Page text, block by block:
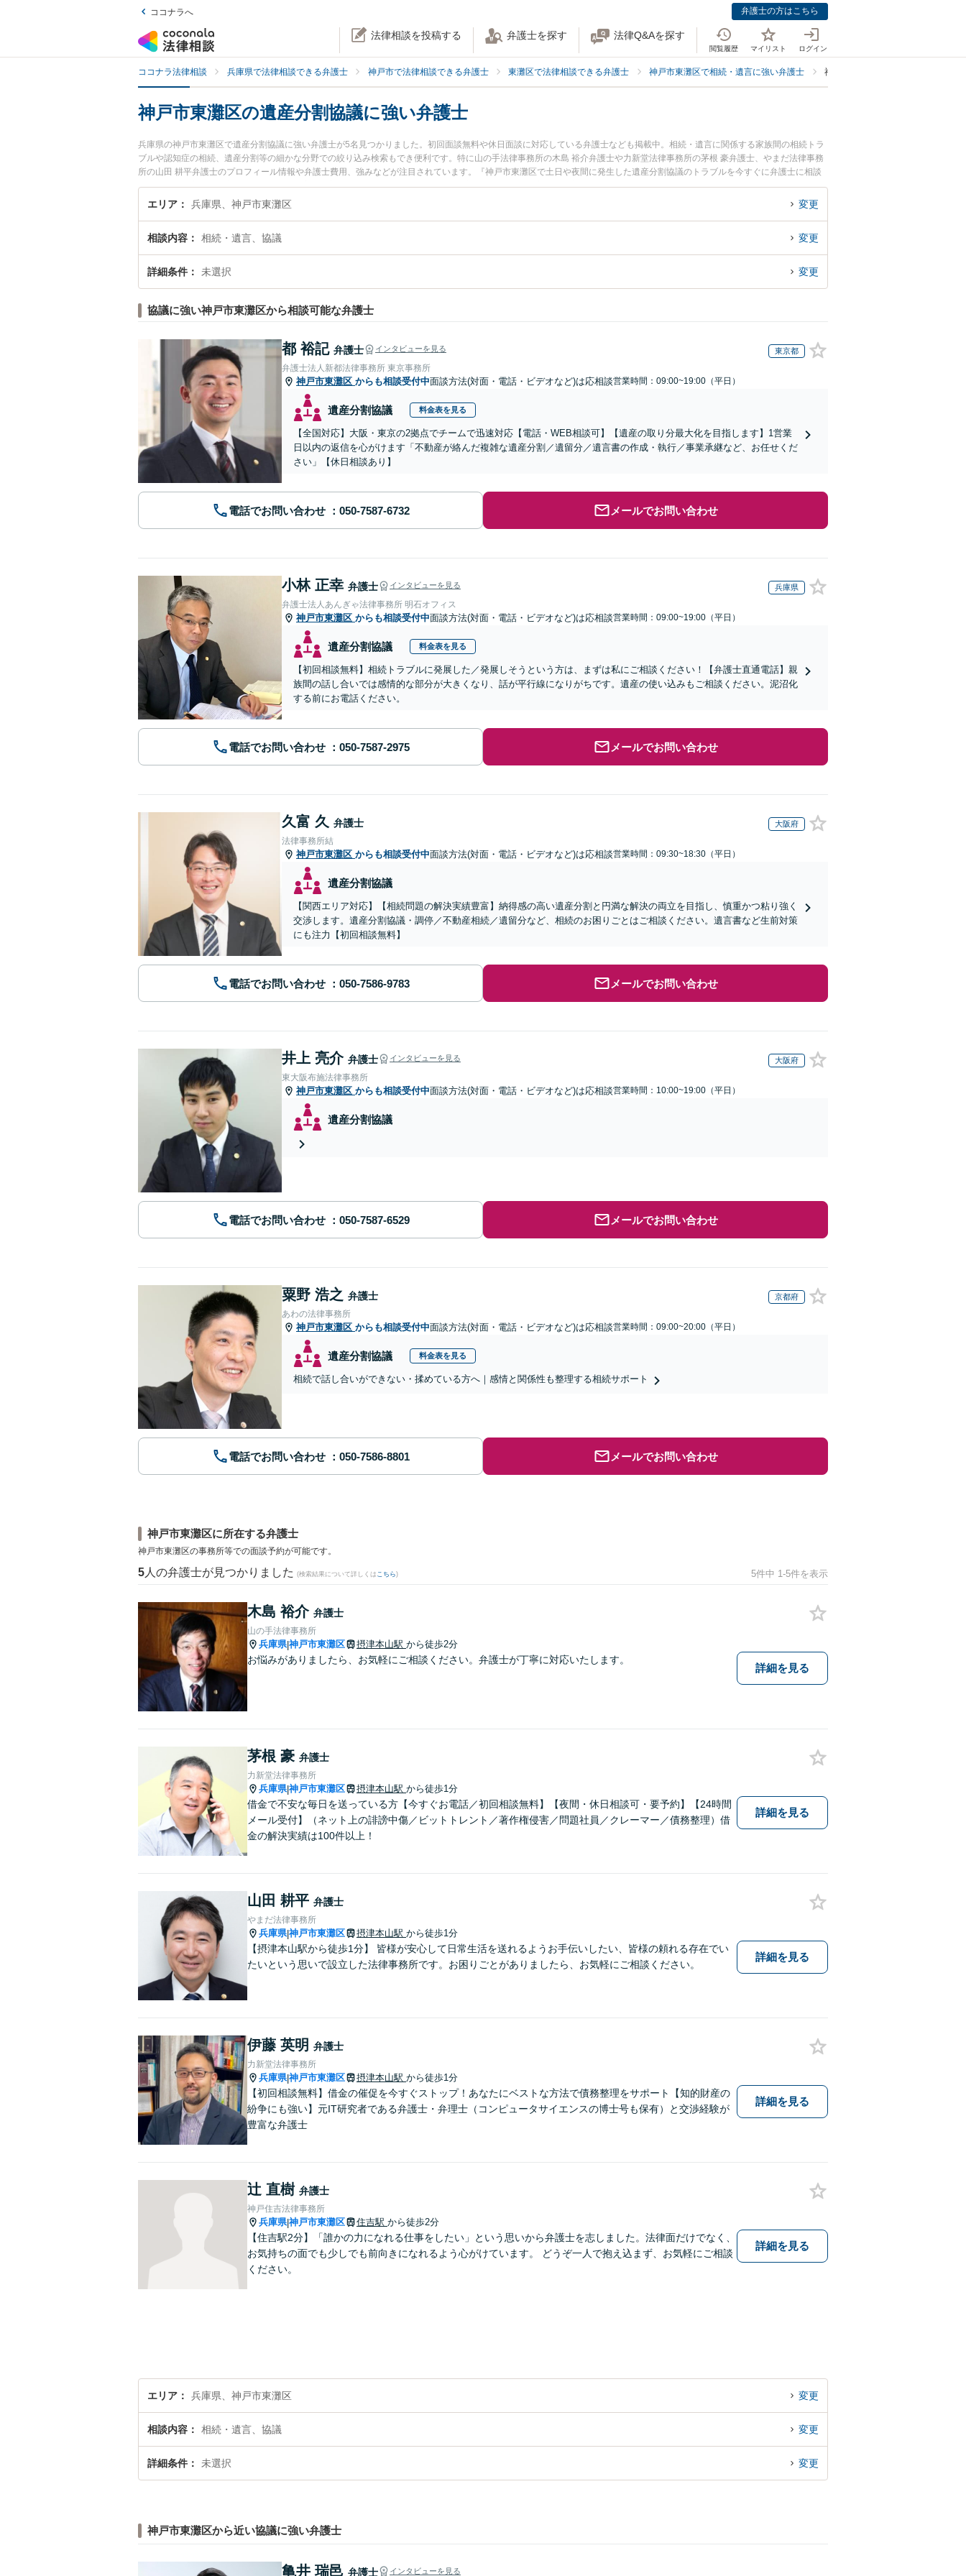
ココナラへ 弁護士の方はこちら
法律相談を投稿する 弁護士を探す 法律Q&Aを探す
閲覧履歴 マイリスト ログイン
ココナラ法律相談 兵庫県で法律相談できる弁護士 神戸市で法律相談できる弁護士 東灘区で法律相談できる弁護士 神戸市東灘区で相続・遺言に強い弁護士 神戸市東灘区で協議に強い弁護士
神戸市東灘区の遺産分割協議に強い弁護士
兵庫県の神戸市東灘区で遺産分割協議に強い弁護士が5名見つかりました。初回面談無料や休日面談に対応している弁護士なども掲載中。相続・遺言に関係する家族間の相続トラ
ブルや認知症の相続、遺産分割等の細かな分野での絞り込み検索もでき便利です。特に山の手法律事務所の木島 裕介弁護士や力新堂法律事務所の茅根 豪弁護士、やまだ法律事務
所の山田 耕平弁護士のプロフィール情報や弁護士費用、強みなどが注目されています。『神戸市東灘区で土日や夜間に発生した遺産分割協議のトラブルを今すぐに弁護士に相談
したい』『遺産分割協議のトラブル解決の実績豊富な近くの弁護士を検索したい』『初回相談無料で遺産分割協議を法律相談できる神戸市東灘区内の弁護士に相談予約したい』な
どでお困りの相談者さんにおすすめです。
エリア 兵庫県、神戸市東灘区 変更
相談内容 相続・遺言、協議 変更
詳細条件 未選択 変更
協議に強い神戸市東灘区から相談可能な弁護士
都 裕記 弁護士 インタビューを見る 東京都
弁護士法人新都法律事務所 東京事務所
神戸市東灘区 からも相談受付中面談方法(対面・電話・ビデオなど)は応相談営業時間：09:00~19:00（平日）
遺産分割協議 料金表を見る
【全国対応】大阪・東京の2拠点でチームで迅速対応【電話・WEB相談可】【遺産の取り分最大化を目指します】1営業
日以内の返信を心がけます「不動産が絡んだ複雑な遺産分割／遺留分／遺言書の作成・執行／事業承継など、お任せくだ
さい」【休日相談あり】
電話でお問い合わせ メールでお問い合わせ
小林 正幸 弁護士 インタビューを見る 兵庫県
弁護士法人あんぎゃ法律事務所 明石オフィス
神戸市東灘区 からも相談受付中面談方法(対面・電話・ビデオなど)は応相談営業時間：09:00~19:00（平日）
遺産分割協議 料金表を見る
【初回相談無料】相続トラブルに発展した／発展しそうという方は、まずは私にご相談ください！【弁護士直通電話】親
族間の話し合いでは感情的な部分が大きくなり、話が平行線になりがちです。遺産の使い込みもご相談ください。泥沼化
する前にお電話ください。
電話でお問い合わせ メールでお問い合わせ
久富 久 弁護士 大阪府
法律事務所結
神戸市東灘区 からも相談受付中面談方法(対面・電話・ビデオなど)は応相談営業時間：09:30~18:30（平日）
遺産分割協議
【関西エリア対応】【相続問題の解決実績豊富】納得感の高い遺産分割と円満な解決の両立を目指し、慎重かつ粘り強く
交渉します。遺産分割協議・調停／不動産相続／遺留分など、相続のお困りごとはご相談ください。遺言書など生前対策
にも注力【初回相談無料】
電話でお問い合わせ メールでお問い合わせ
井上 亮介 弁護士 インタビューを見る 大阪府
東大阪布施法律事務所
神戸市東灘区 からも相談受付中面談方法(対面・電話・ビデオなど)は応相談営業時間：10:00~19:00（平日）
遺産分割協議
電話でお問い合わせ メールでお問い合わせ
粟野 浩之 弁護士 京都府
あわの法律事務所
神戸市東灘区 からも相談受付中面談方法(対面・電話・ビデオなど)は応相談営業時間：09:00~20:00（平日）
遺産分割協議 料金表を見る
相続で話し合いができない・揉めている方へ｜感情と関係性も整理する相続サポート
電話でお問い合わせ メールでお問い合わせ
神戸市東灘区に所在する弁護士
神戸市東灘区の事務所等での面談予約が可能です。
5 人の弁護士が見つかりました (検索結果について詳しくは こちら) 5件中 1-5件を表示
木島 裕介 弁護士
山の手法律事務所
兵庫県|神戸市東灘区 摂津本山駅 から徒歩2分
お悩みがありましたら、お気軽にご相談ください。弁護士が丁寧に対応いたします。
詳細を見る
茅根 豪 弁護士
力新堂法律事務所
兵庫県|神戸市東灘区 摂津本山駅 から徒歩1分
借金で不安な毎日を送っている方【今すぐお電話／初回相談無料】【夜間・休日相談可・要予約】【24時間
メール受付】（ネット上の誹謗中傷／ビットトレント／著作権侵害／問題社員／クレーマー／債務整理）借
金の解決実績は100件以上！
詳細を見る
山田 耕平 弁護士
やまだ法律事務所
兵庫県|神戸市東灘区 摂津本山駅 から徒歩1分
【摂津本山駅から徒歩1分】 皆様が安心して日常生活を送れるようお手伝いしたい、皆様の頼れる存在でい
たいという思いで設立した法律事務所です。お困りごとがありましたら、お気軽にご相談ください。
詳細を見る
伊藤 英明 弁護士
力新堂法律事務所
兵庫県|神戸市東灘区 摂津本山駅 から徒歩1分
【初回相談無料】借金の催促を今すぐストップ！あなたにベストな方法で債務整理をサポート【知的財産の
紛争にも強い】元IT研究者である弁護士・弁理士（コンピュータサイエンスの博士号も保有）と交渉経験が
豊富な弁護士
詳細を見る
辻 直樹 弁護士
神戸住吉法律事務所
兵庫県|神戸市東灘区 住吉駅 から徒歩2分
【住吉駅2分】「誰かの力になれる仕事をしたい」という思いから弁護士を志しました。法律面だけでなく、
お気持ちの面でも少しでも前向きになれるよう心がけています。 どうぞ一人で抱え込まず、お気軽にご相談
ください。
詳細を見る
エリア 兵庫県、神戸市東灘区 変更
相談内容 相続・遺言、協議 変更
詳細条件 未選択 変更
神戸市東灘区から近い協議に強い弁護士
亀井 瑞邑 弁護士 インタビューを見る